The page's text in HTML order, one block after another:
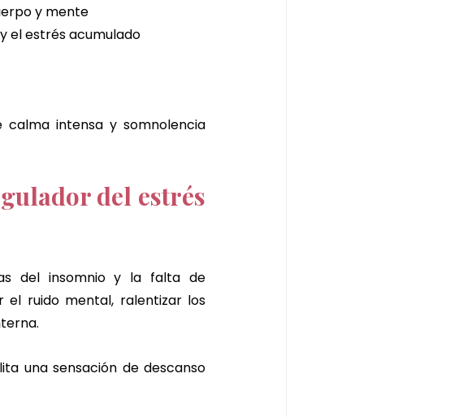
y mente
el estrés acumulado
calma intensa y somnolencia
del estrés
del insomnio y la falta de
el ruido mental, ralentizar los
una sensación de descanso